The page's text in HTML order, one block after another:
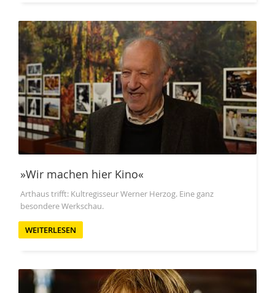
»Wir machen hier Kino«
Arthaus trifft: Kultregisseur Werner Herzog. Eine ganz
besondere Werkschau.
WEITERLESEN